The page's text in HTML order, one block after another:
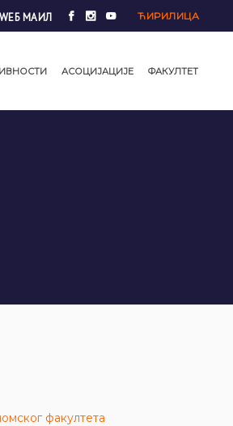
WЕБ МАИЛ ЋИРИЛИЦА
АСОЦИЈАЦИЈЕ ФАКУЛТЕТ
факултета